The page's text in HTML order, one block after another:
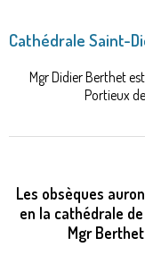
ici
Cathédrale Saint-
Mgr Didier Berthet
Portieux
Les obsèques
en la cathédrale
Mgr